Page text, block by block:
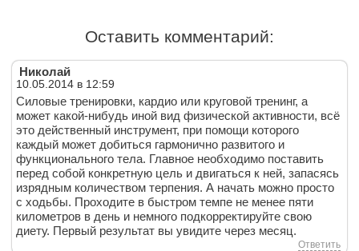
Оставить комментарий:
Николай
10.05.2014 в 12:59
Силовые тренировки, кардио или круговой тренинг, а
может какой-нибудь иной вид физической активности, всё
это действенный инструмент, при помощи которого
каждый может добиться гармонично развитого и
функционального тела. Главное необходимо поставить
перед собой конкретную цель и двигаться к ней, запасясь
изрядным количеством терпения. А начать можно просто
с ходьбы. Проходите в быстром темпе не менее пяти
километров в день и немного подкорректируйте свою
диету. Первый результат вы увидите через месяц.
Ответить